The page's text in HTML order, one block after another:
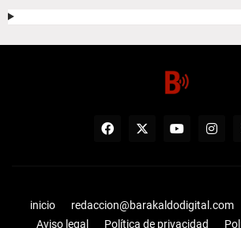
inicio redaccion@barakaldodigital.com
Aviso legal
Política de privacidad